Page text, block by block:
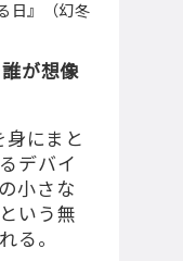
日』（幻冬
が想像
にまと
デバイ
⼩さな
いう無
る。